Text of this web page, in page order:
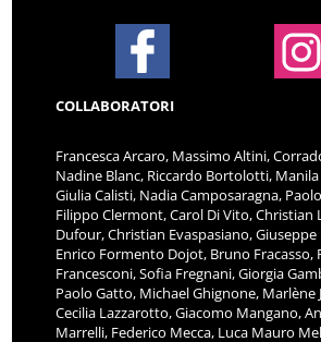
COLLABORATORI
Francesca Arcaro, Massimo Altini,
Nadine Blanc, Riccardo Bortolotti, Manila
Giulia Calisti, Nadia Camposaragna,
Filippo Clermont, Carol Di Vito, Christian
Dufour, Christian Evaspasiano, Giuseppe
Enrico Formento Dojot, Bruno Fracasso,
Francesconi, Sofia Fregnani, Giorgia
Paolo Gatto, Michael Ghignone, Marlène
Cecilia Lazzarotto, Giacomo Mangano,
Marrelli, Federico Mecca, Luca Mauro